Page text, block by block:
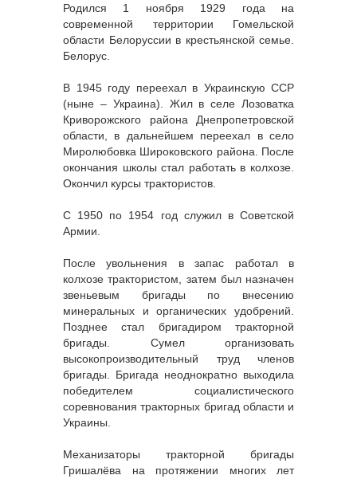
Родился 1 ноября 1929 года на
современной территории Гомельской
области Белоруссии в крестьянской семье.
Белорус.
В 1945 году переехал в Украинскую ССР
(ныне – Украина). Жил в селе Лозоватка
Криворожского района Днепропетровской
области, в дальнейшем переехал в село
Миролюбовка Широковского района. После
окончания школы стал работать в колхозе.
Окончил курсы трактористов.
С 1950 по 1954 год служил в Советской
Армии.
После увольнения в запас работал в
колхозе трактористом, затем был назначен
звеньевым бригады по внесению
минеральных и органических удобрений.
Позднее стал бригадиром тракторной
бригады. Сумел организовать
высокопроизводительный труд членов
бригады. Бригада неоднократно выходила
победителем социалистического
соревнования тракторных бригад области и
Украины.
Механизаторы тракторной бригады
Гришалёва на протяжении многих лет